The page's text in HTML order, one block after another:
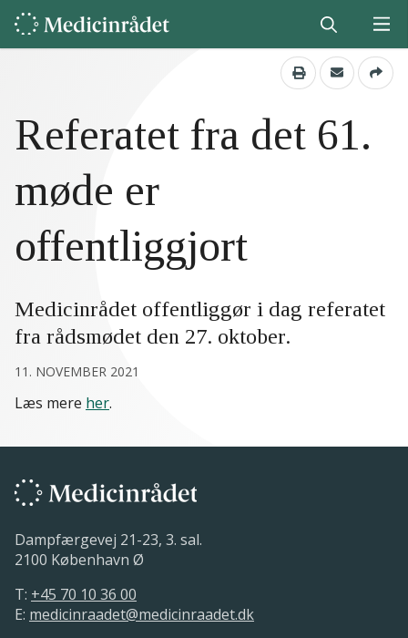
Referatet fra det 61.
møde er
offentliggjort
Medicinrådet offentliggør i dag referatet
fra rådsmødet den 27. oktober.
11. NOVEMBER 2021
Læs mere her.
Dampfærgevej 21-23, 3. sal.
2100 København Ø
T: +45 70 10 36 00
E: medicinraadet@medicinraadet.dk